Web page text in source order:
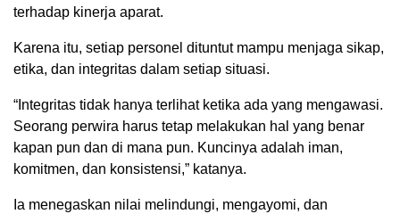
terhadap kinerja aparat.
Karena itu, setiap personel dituntut mampu menjaga sikap,
etika, dan integritas dalam setiap situasi.
“Integritas tidak hanya terlihat ketika ada yang mengawasi.
Seorang perwira harus tetap melakukan hal yang benar
kapan pun dan di mana pun. Kuncinya adalah iman,
komitmen, dan konsistensi,” katanya.
Ia menegaskan nilai melindungi, mengayomi, dan